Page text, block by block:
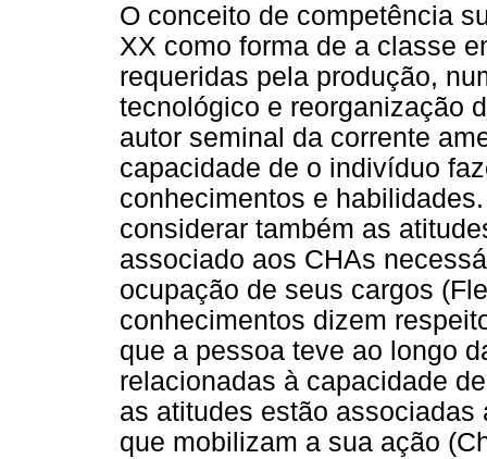
O conceito de competência
XX como forma de a classe
requeridas pela produção,
tecnológico e reorganização
autor seminal da corrente
capacidade de o indivíduo
conhecimentos e
considerar também as
associado aos CHAs
ocupação de seus cargos
conhecimentos dizem
que a pessoa teve ao longo
relacionadas à capacidade
as atitudes estão
que mobilizam a sua ação